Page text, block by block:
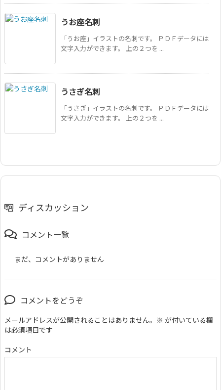
うお座名刺
「うお座」イラストの名刺です。 ＰＤＦデータには
文字入力ができます。 上の２つを ...
うさぎ名刺
「うさぎ」イラストの名刺です。 ＰＤＦデータには
文字入力ができます。 上の２つを ...
ディスカッション
コメント一覧
まだ、コメントがありません
コメントをどうぞ
メールアドレスが公開されることはありません。 ※ が付いている欄
は必須項目です
コメント